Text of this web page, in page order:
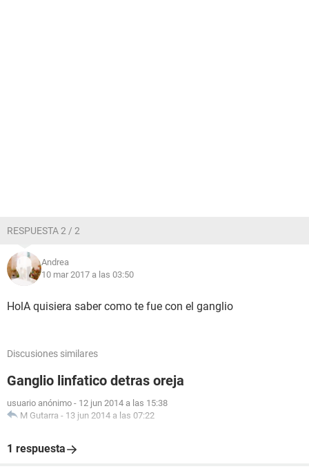
RESPUESTA 2 / 2
Andrea
10 mar 2017 a las 03:50
HolA quisiera saber como te fue con el ganglio
Discusiones similares
Ganglio linfatico detras oreja
usuario anónimo - 12 jun 2014 a las 15:38
M Gutarra - 13 jun 2014 a las 07:22
1 respuesta